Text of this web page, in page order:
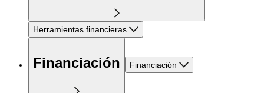
Herramientas financieras
Financiación Financiación